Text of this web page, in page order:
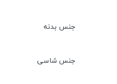
جنس بدنه
جنس شاسی